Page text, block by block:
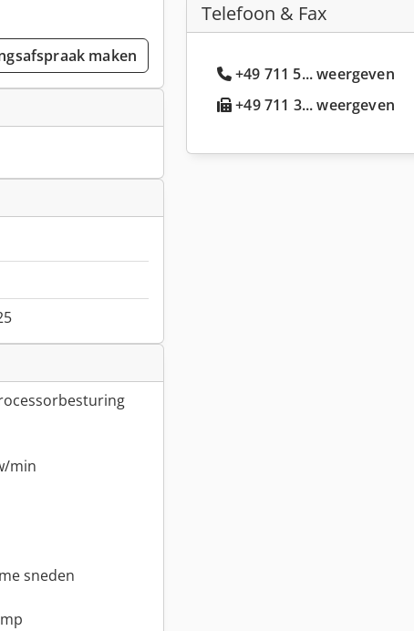
maken
min
sneden
Telefoon & Fax
+49 711 5... weergeven
+49 711 3... weergeven